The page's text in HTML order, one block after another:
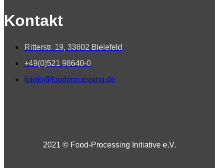
Kontakt
Ritterstr. 19, 33602 Bielefeld
+49(0)521 98640-0
fpinfo@foodprocessing.de
2021 © Food-Processing Initiative e.V.